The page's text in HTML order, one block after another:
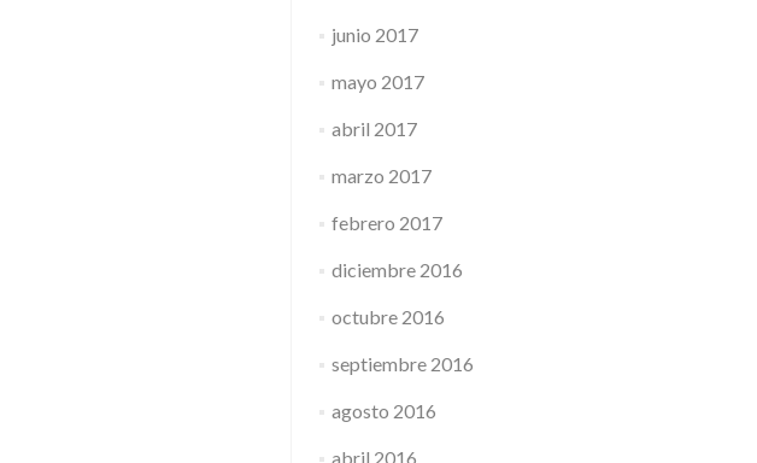
junio 2017
mayo 2017
abril 2017
marzo 2017
febrero 2017
diciembre 2016
octubre 2016
septiembre 2016
agosto 2016
abril 2016